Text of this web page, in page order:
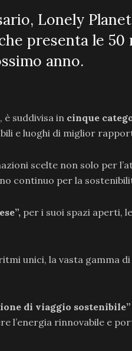
Lonely
presenta le
anno.
suddivisa in cinque
e luoghi di miglior
scelte non solo per
continuo per la
per i suoi spazi aperti,
unici, la vasta gamma
di viaggio sostenibile”
l’energia rinnovabile e